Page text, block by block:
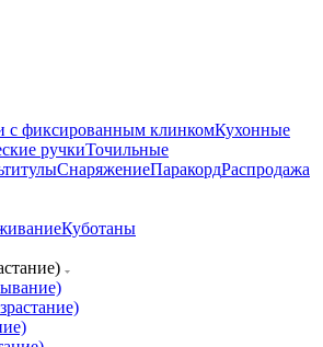
с фиксированным клинкомКухонные
ручкиТочильные
СнаряжениеПаракордРаспродажа
Куботаны